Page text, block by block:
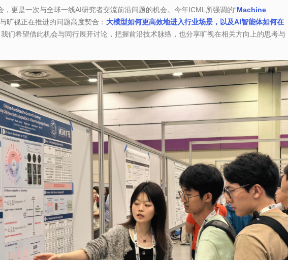
更是一次与全球一线AI研究者交流前沿问题的机会。今年ICML所强调的“Machine
旷视正在推进的问题高度契合： 大模型如何更高效地进入行业场景，以及AI智能体如何在
我们希望借此机会与同行展开讨论，把握前沿技术脉络，也分享旷视在相关方向上的思考与